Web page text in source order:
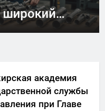
широкийим. А.Ф.
академия
службы
при Главе